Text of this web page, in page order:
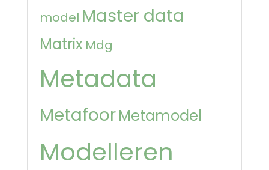
model Master data
Matrix Mdg
Metadata
MetafoorMetamodel
Modelleren